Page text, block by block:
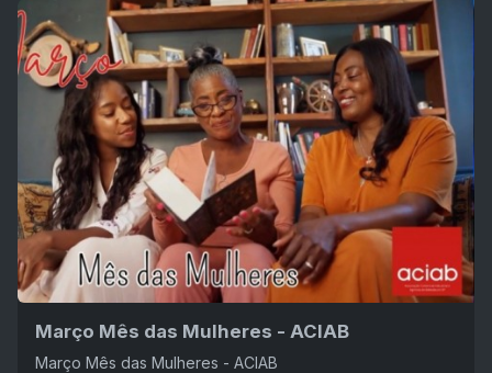
Março Mês das Mulheres - ACIAB
Março Mês das Mulheres - ACIAB